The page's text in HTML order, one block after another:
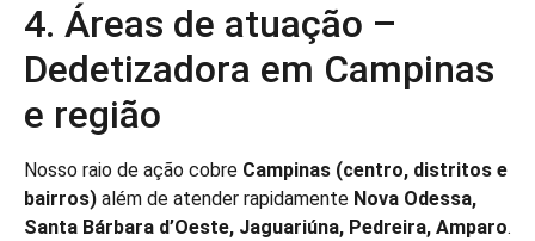
4. Áreas de atuação –
Dedetizadora em Campinas
e região
Nosso raio de ação cobre Campinas (centro, distritos e
bairros) além de atender rapidamente Nova Odessa,
Santa Bárbara d’Oeste, Jaguariúna, Pedreira, Amparo.